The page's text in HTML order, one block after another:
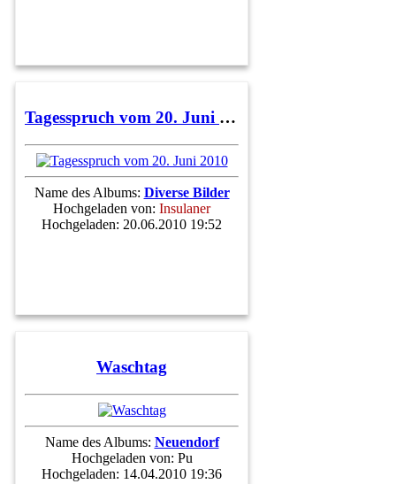
Tagesspruch vom 20. Juni 2010
Name des Albums: Diverse Bilder
Hochgeladen von: Insulaner
Hochgeladen: 20.06.2010 19:52
Waschtag
Name des Albums: Neuendorf
Hochgeladen von: Pu
Hochgeladen: 14.04.2010 19:36